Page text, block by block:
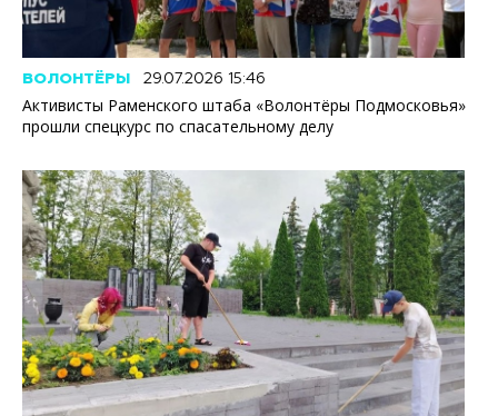
ВОЛОНТЁРЫ 29.07.2026 15:46
Активисты Раменского штаба «Волонтёры Подмосковья»
прошли спецкурс по спасательному делу